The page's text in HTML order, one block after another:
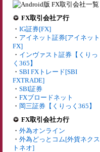
FX取引会社ア行
・ IG証券[FX]
・ アイネット証券[アイネット
FX]
・ インヴァスト証券【くりっ
く365】
・ SBI FXトレード[SBI
FXTRADE]
・ SBI証券
・ FXブロードネット
・ 岡三証券【くりっく365】
FX取引会社カ行
・ 外為オンライン
・ 外為どっとコム[外貨ネクス
トネオ]